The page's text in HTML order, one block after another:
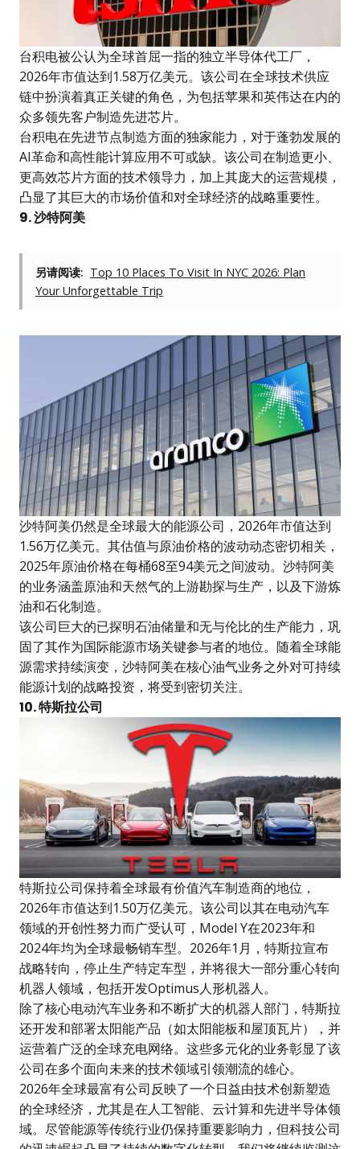
台积电被公认为全球首屈一指的独立半导体代工厂，
2026年市值达到1.58万亿美元。该公司在全球技术供应
链中扮演着真正关键的角色，为包括苹果和英伟达在内的
众多领先客户制造先进芯片。
台积电在先进节点制造方面的独家能力，对于蓬勃发展的
AI革命和高性能计算应用不可或缺。该公司在制造更小、
更高效芯片方面的技术领导力，加上其庞大的运营规模，
凸显了其巨大的市场价值和对全球经济的战略重要性。
9. 沙特阿美
另请阅读: Top 10 Places To Visit In NYC 2026: Plan
Your Unforgettable Trip
沙特阿美仍然是全球最大的能源公司，2026年市值达到
1.56万亿美元。其估值与原油价格的波动动态密切相关，
2025年原油价格在每桶68至94美元之间波动。沙特阿美
的业务涵盖原油和天然气的上游勘探与生产，以及下游炼
油和石化制造。
该公司巨大的已探明石油储量和无与伦比的生产能力，巩
固了其作为国际能源市场关键参与者的地位。随着全球能
源需求持续演变，沙特阿美在核心油气业务之外对可持续
能源计划的战略投资，将受到密切关注。
10. 特斯拉公司
特斯拉公司保持着全球最有价值汽车制造商的地位，
2026年市值达到1.50万亿美元。该公司以其在电动汽车
领域的开创性努力而广受认可，Model Y在2023年和
2024年均为全球最畅销车型。2026年1月，特斯拉宣布
战略转向，停止生产特定车型，并将很大一部分重心转向
机器人领域，包括开发Optimus人形机器人。
除了核心电动汽车业务和不断扩大的机器人部门，特斯拉
还开发和部署太阳能产品（如太阳能板和屋顶瓦片），并
运营着广泛的全球充电网络。这些多元化的业务彰显了该
公司在多个面向未来的技术领域引领潮流的雄心。
2026年全球最富有公司反映了一个日益由技术创新塑造
的全球经济，尤其是在人工智能、云计算和先进半导体领
域。尽管能源等传统行业仍保持重要影响力，但科技公司